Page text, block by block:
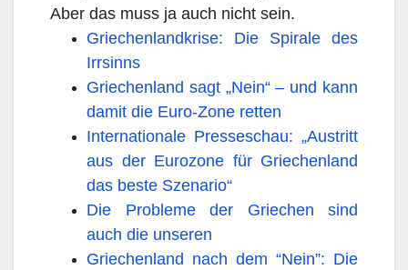
Aber das muss ja auch nicht sein.
Griechenlandkrise: Die Spirale des
Irrsinns
Griechenland sagt „Nein“ – und kann
damit die Euro-Zone retten
Internationale Presseschau: „Austritt
aus der Eurozone für Griechenland
das beste Szenario“
Die Probleme der Griechen sind
auch die unseren
Griechenland nach dem “Nein”: Die